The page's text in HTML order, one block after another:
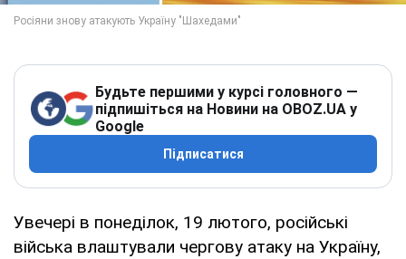
Будьте першими у курсі головного —
підпишіться на Новини на OBOZ.UA у
Google
Підписатися
Увечері в понеділок, 19 лютого, російські
війська влаштували чергову атаку на Україну,